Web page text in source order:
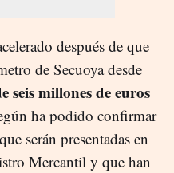
después de que
de Secuoya desde
seis millones de euros
ha podido confirmar
serán presentadas en
Mercantil y que han